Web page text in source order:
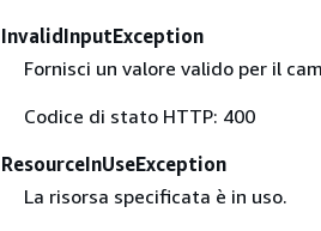
InvalidInputException
Fornisci un valore valido per il
Codice di stato HTTP: 400
ResourceInUseException
La risorsa specificata è in uso.